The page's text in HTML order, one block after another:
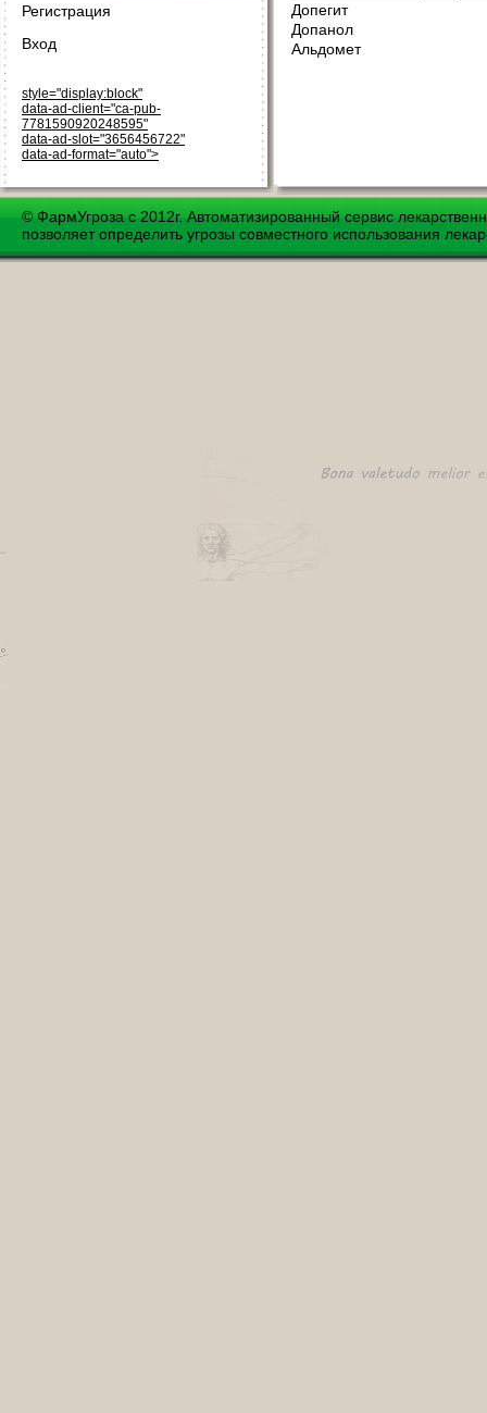
Регистрация
Вход
style="display:block"
data-ad-client="ca-pub-
7781590920248595"
data-ad-slot="3656456722"
data-ad-format="auto">
Допегит
Допанол
Альдомет
© ФармУгроза с 2012г. Автоматизированный сервис
позволяет определить угрозы совместного использования